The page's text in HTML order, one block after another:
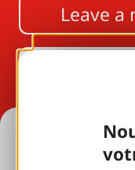
Leave a
05 55
Holiday